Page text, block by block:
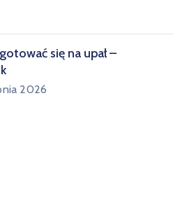
się na upał –
2026